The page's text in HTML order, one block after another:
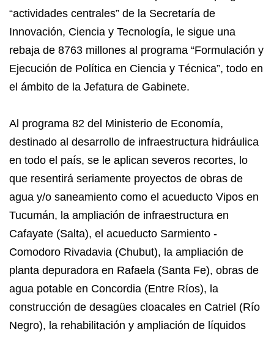
“actividades centrales” de la Secretaría de
Innovación, Ciencia y Tecnología, le sigue una
rebaja de 8763 millones al programa “Formulación y
Ejecución de Política en Ciencia y Técnica”, todo en
el ámbito de la Jefatura de Gabinete.
Al programa 82 del Ministerio de Economía,
destinado al desarrollo de infraestructura hidráulica
en todo el país, se le aplican severos recortes, lo
que resentirá seriamente proyectos de obras de
agua y/o saneamiento como el acueducto Vipos en
Tucumán, la ampliación de infraestructura en
Cafayate (Salta), el acueducto Sarmiento -
Comodoro Rivadavia (Chubut), la ampliación de
planta depuradora en Rafaela (Santa Fe), obras de
agua potable en Concordia (Entre Ríos), la
construcción de desagües cloacales en Catriel (Río
Negro), la rehabilitación y ampliación de líquidos